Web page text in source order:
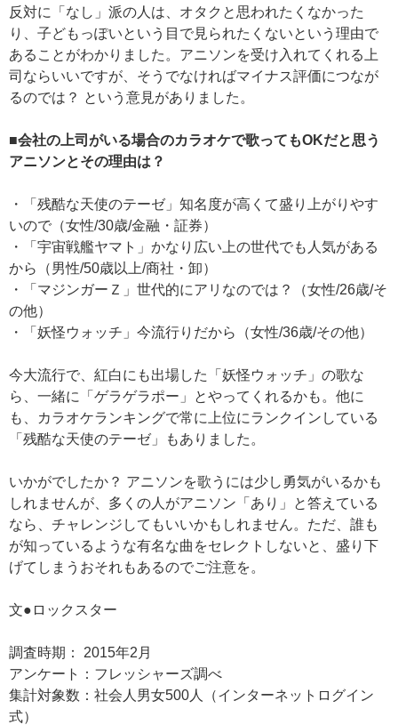
反対に「なし」派の人は、オタクと思われたくなかった
り、子どもっぽいという目で見られたくないという理由で
あることがわかりました。アニソンを受け入れてくれる上
司ならいいですが、そうでなければマイナス評価につなが
るのでは？ という意見がありました。
■会社の上司がいる場合のカラオケで歌ってもOKだと思う
アニソンとその理由は？
・「残酷な天使のテーゼ」知名度が高くて盛り上がりやす
いので（女性/30歳/金融・証券）
・「宇宙戦艦ヤマト」かなり広い上の世代でも人気がある
から（男性/50歳以上/商社・卸）
・「マジンガーＺ」世代的にアリなのでは？（女性/26歳/そ
の他）
・「妖怪ウォッチ」今流行りだから（女性/36歳/その他）
今大流行で、紅白にも出場した「妖怪ウォッチ」の歌な
ら、一緒に「ゲラゲラポー」とやってくれるかも。他に
も、カラオケランキングで常に上位にランクインしている
「残酷な天使のテーゼ」もありました。
いかがでしたか？ アニソンを歌うには少し勇気がいるかも
しれませんが、多くの人がアニソン「あり」と答えている
なら、チャレンジしてもいいかもしれません。ただ、誰も
が知っているような有名な曲をセレクトしないと、盛り下
げてしまうおそれもあるのでご注意を。
文●ロックスター
調査時期： 2015年2月
アンケート：フレッシャーズ調べ
集計対象数：社会人男女500人（インターネットログイン
式）